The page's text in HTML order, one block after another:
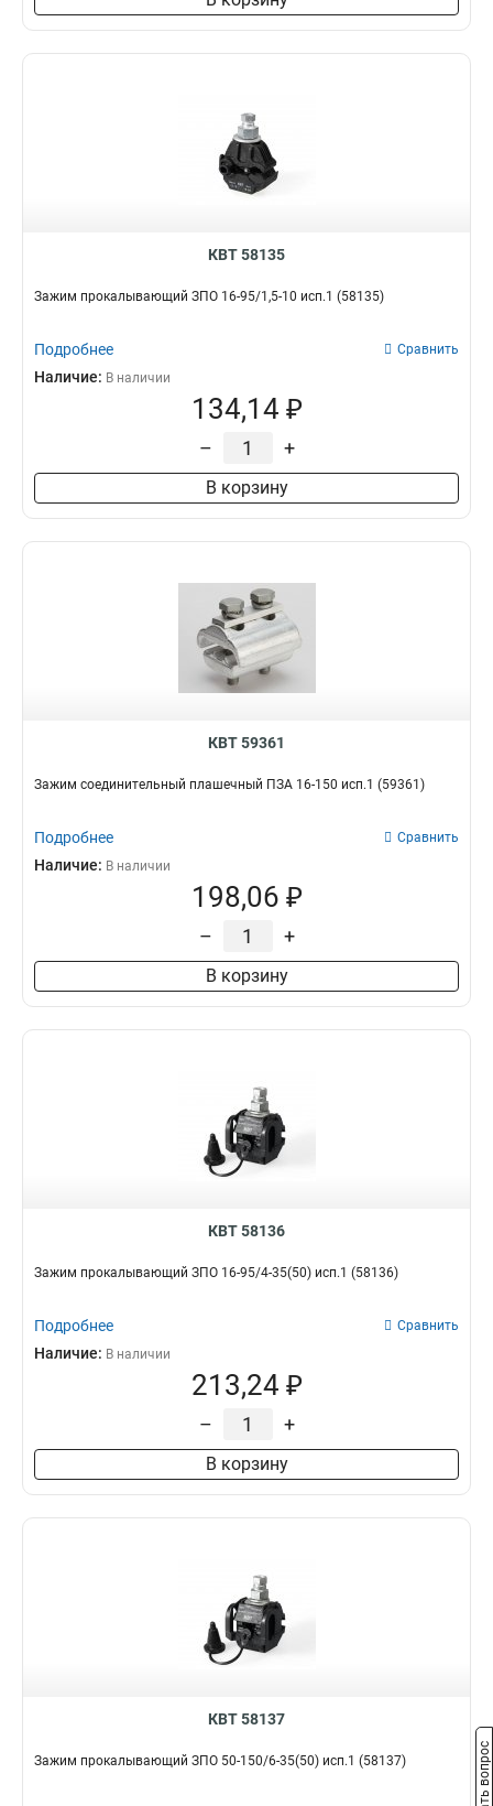
КВТ 58135
Зажим прокалывающий ЗПО 16-95/1,5-10 исп.1 (58135)
Подробнее Сравнить
Наличие: В наличии
134,14 ₽
– +
В корзину
КВТ 59361
Зажим соединительный плашечный ПЗА 16-150 исп.1 (59361)
Подробнее Сравнить
Наличие: В наличии
198,06 ₽
– +
В корзину
КВТ 58136
Зажим прокалывающий ЗПО 16-95/4-35(50) исп.1 (58136)
Подробнее Сравнить
Наличие: В наличии
213,24 ₽
– +
В корзину
КВТ 58137
Зажим прокалывающий ЗПО 50-150/6-35(50) исп.1 (58137)